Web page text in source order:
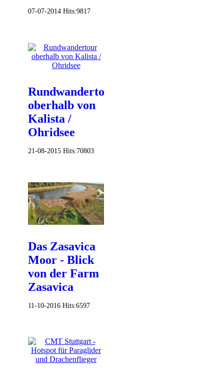
07-07-2014 Hits:9817
Rundwandertour
oberhalb von
Kalista /
Ohridsee
21-08-2015 Hits:70803
Das Zasavica
Moor - Blick
von der Farm
Zasavica
11-10-2016 Hits:6597